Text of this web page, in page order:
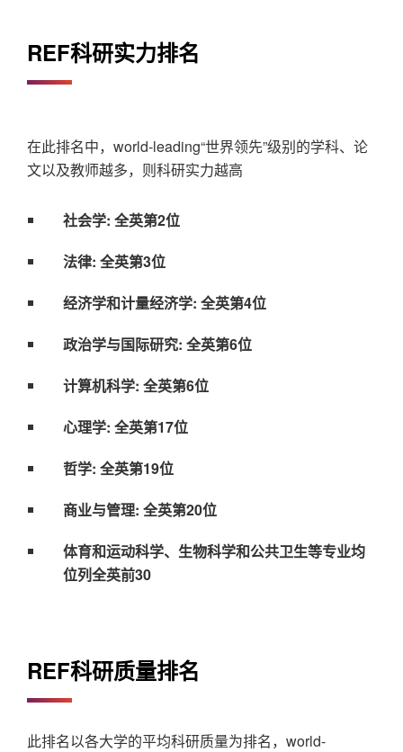
REF科研实力排名
在此排名中，world-leading“世界领先”级别的学科、论
文以及教师越多，则科研实力越高
社会学: 全英第2位
法律: 全英第3位
经济学和计量经济学: 全英第4位
政治学与国际研究: 全英第6位
计算机科学: 全英第6位
心理学: 全英第17位
哲学: 全英第19位
商业与管理: 全英第20位
体育和运动科学、生物科学和公共卫生等专业均
位列全英前30
REF科研质量排名
此排名以各大学的平均科研质量为排名，world-